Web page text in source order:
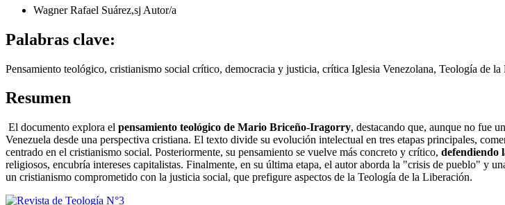
Wagner Rafael Suárez,sj Autor/a
Palabras clave:
Pensamiento teológico, cristianismo social crítico, democracia y justicia, crítica Iglesia Venezolana, Teología de la
Resumen
El documento explora el pensamiento teológico de Mario Briceño-Iragorry, destacando que, aunque no fue
Venezuela desde una perspectiva cristiana. El texto divide su evolución intelectual en tres etapas principales,
centrado en el cristianismo social. Posteriormente, su pensamiento se vuelve más concreto y crítico, defendiendo
religiosos, encubría intereses capitalistas. Finalmente, en su última etapa, el autor aborda la "crisis de pueblo" y
un cristianismo comprometido con la justicia social, que prefigure aspectos de la Teología de la Liberación.